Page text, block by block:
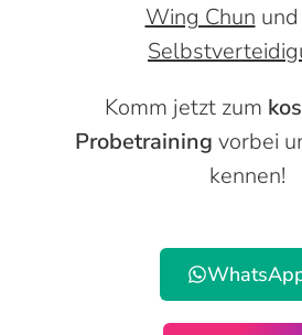
Wing Chun
Komm jetzt zum
Probetraining vorbei
kennen!